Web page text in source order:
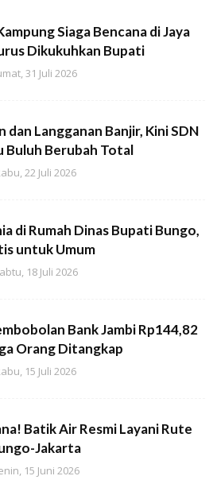
Siaga Bencana di Jaya
Dikukuhkan Bupati
31 Juli 2026
Langganan Banjir, Kini SDN
Buluh Berubah Total
22 Juli 2026
di Rumah Dinas Bupati Bungo,
untuk Umum
18 Juli 2026
Bank Jambi Rp144,82
Orang Ditangkap
15 Juli 2026
Batik Air Resmi Layani Rute
Jakarta
15 Juni 2026